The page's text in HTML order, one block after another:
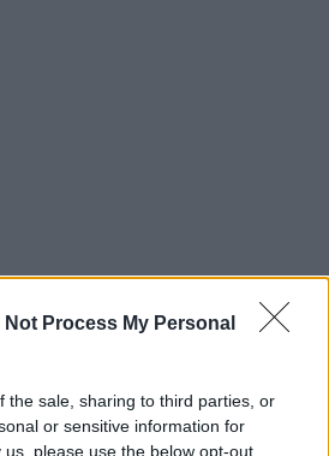
Not Process My Personal
the sale, sharing to third parties, or
or sensitive information for
please use the below opt-out